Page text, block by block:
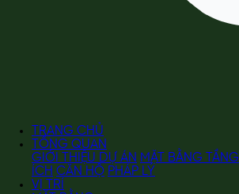
TRANG CHỦ
TỔNG QUAN
GIỚI THIỆU DỰ ÁN MẶT BẰNG TẦNG
ÍCH CĂN HỘ PHÁP LÝ
VỊ TRÍ